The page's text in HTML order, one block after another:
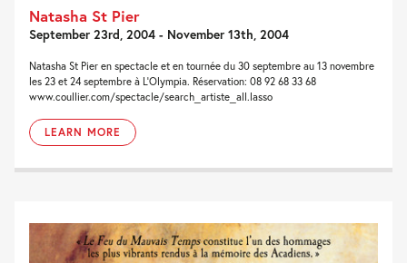
Natasha St Pier
September 23rd, 2004 - November 13th, 2004
Natasha St Pier en spectacle et en tournée du 30 septembre au 13 novembre
les 23 et 24 septembre à L'Olympia. Réservation: 08 92 68 33 68
www.coullier.com/spectacle/search_artiste_all.lasso
LEARN MORE